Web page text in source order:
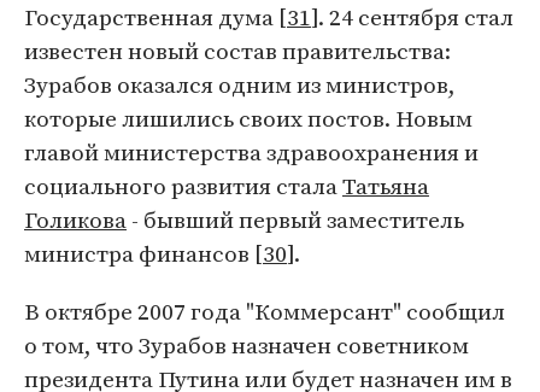
Государственная дума [31]. 24 сентября стал
известен новый состав правительства:
Зурабов оказался одним из министров,
которые лишились своих постов. Новым
главой министерства здравоохранения и
социального развития сталаТатьяна
Голикова- бывший первый заместитель
министра финансов [30].
В октябре 2007 года "Коммерсант" сообщил
о том, что Зурабов назначен советником
президента Путина или будет назначен им в